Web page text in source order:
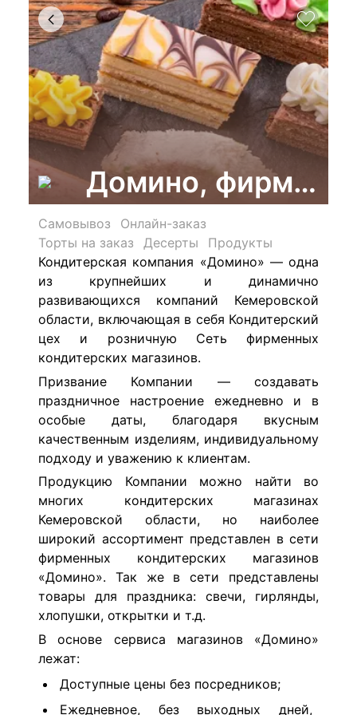
Домино,
Самовывоз
Онлайн-заказ
Торты на заказ
Десерты
Продукты
Кондитерская компания «Домино» — одна
из крупнейших и динамично
развивающихся компаний Кемеровской
области, включающая в себя Кондитерский
цех и розничную Сеть фирменных
кондитерских магазинов.
Призвание Компании — создавать
праздничное настроение ежедневно и в
особые даты, благодаря вкусным
качественным изделиям, индивидуальному
подходу и уважению к клиентам.
Продукцию Компании можно найти во
многих кондитерских магазинах
Кемеровской области, но наиболее
широкий ассортимент представлен в сети
фирменных кондитерских магазинов
«Домино». Так же в сети представлены
товары для праздника: свечи, гирлянды,
хлопушки, открытки и т.д.
В основе сервиса магазинов «Домино»
лежат:
Доступные цены без посредников;
Ежедневное, без выходных дней,